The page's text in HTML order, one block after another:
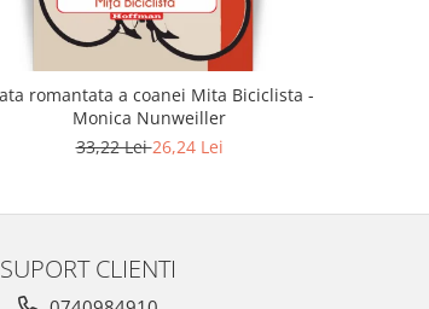
romantata a coanei Mita Biciclista -
Monica Nunweiller
33,22 Lei26,24 Lei
SUPORT CLIENTI